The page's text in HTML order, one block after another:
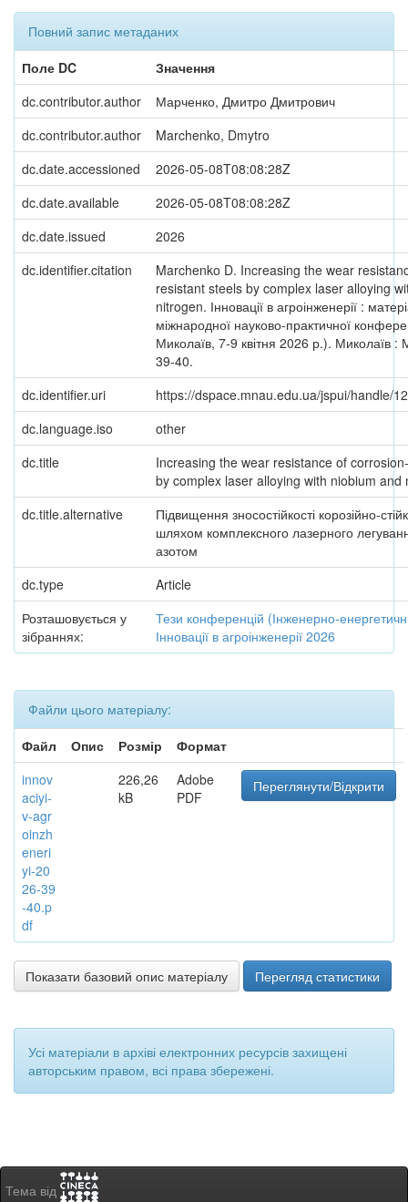
Повний запис метаданих
Поле DC
Значення
dc.contributor.author
Марченко, Дмитро Дмитрович
dc.contributor.author
Marchenko, Dmytro
dc.date.accessioned
2026-05-08T08:08:28Z
dc.date.available
2026-05-08T08:08:28Z
dc.date.issued
2026
dc.identifier.citation
Marchenko D. Increasing the wear
resistant steels by complex laser alloying
nitrogen. Інновації в агроінженерії :
міжнародної науково-практичної
Миколаїв, 7-9 квітня 2026 р.). Миколаїв
39-40.
dc.identifier.uri
https://dspace.mnau.edu.ua/jspui/handle/
dc.language.iso
other
dc.title
Increasing the wear resistance of
by complex laser alloying with niobium and
dc.title.alternative
Підвищення зносостійкості корозійно-
шляхом комплексного лазерного
азотом
dc.type
Article
Розташовується у
зібраннях:
Тези конференцій (Інженерно-
Інновації в агроінженерії 2026
Файли цього матеріалу:
Файл
Опис Розмір
Формат
innov
aciyi-
v-agr
oinzh
eneri
yi-20
26-39
-40.p
df
226,26
kB
Adobe
PDF
Переглянути/Відкрити
Показати базовий опис матеріалу Перегляд статистики
Усі матеріали в архіві електронних ресурсів захищені
авторським правом, всі права збережені.
Тема від